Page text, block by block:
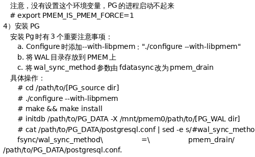
注意，没有设置这个环境变量，  的进程启动不起来
J4#"6 ;66H?@K!
=）安装 
安装  时有 : 个重要注意事项：
3"5- 时添加(#： L3'"5- (#L
3 将 目录存放到  上
3 将 (6*6"& 参数由 9&*改为 #6&
具体操作：
J&'#'"'06"-&1
J3'"5-(#
JMM
J&'#'"'6/$''#'#'"'06&1
J'#'"'6/'#"N
9*'(6*6"&P
KP #6&'
'#'"'6/'#"N 3"93